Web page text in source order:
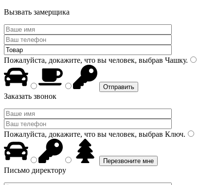
Вызвать замерщика
Пожалуйста, докажите, что вы человек, выбрав Чашку.
Заказать звонок
Пожалуйста, докажите, что вы человек, выбрав Ключ.
Письмо директору